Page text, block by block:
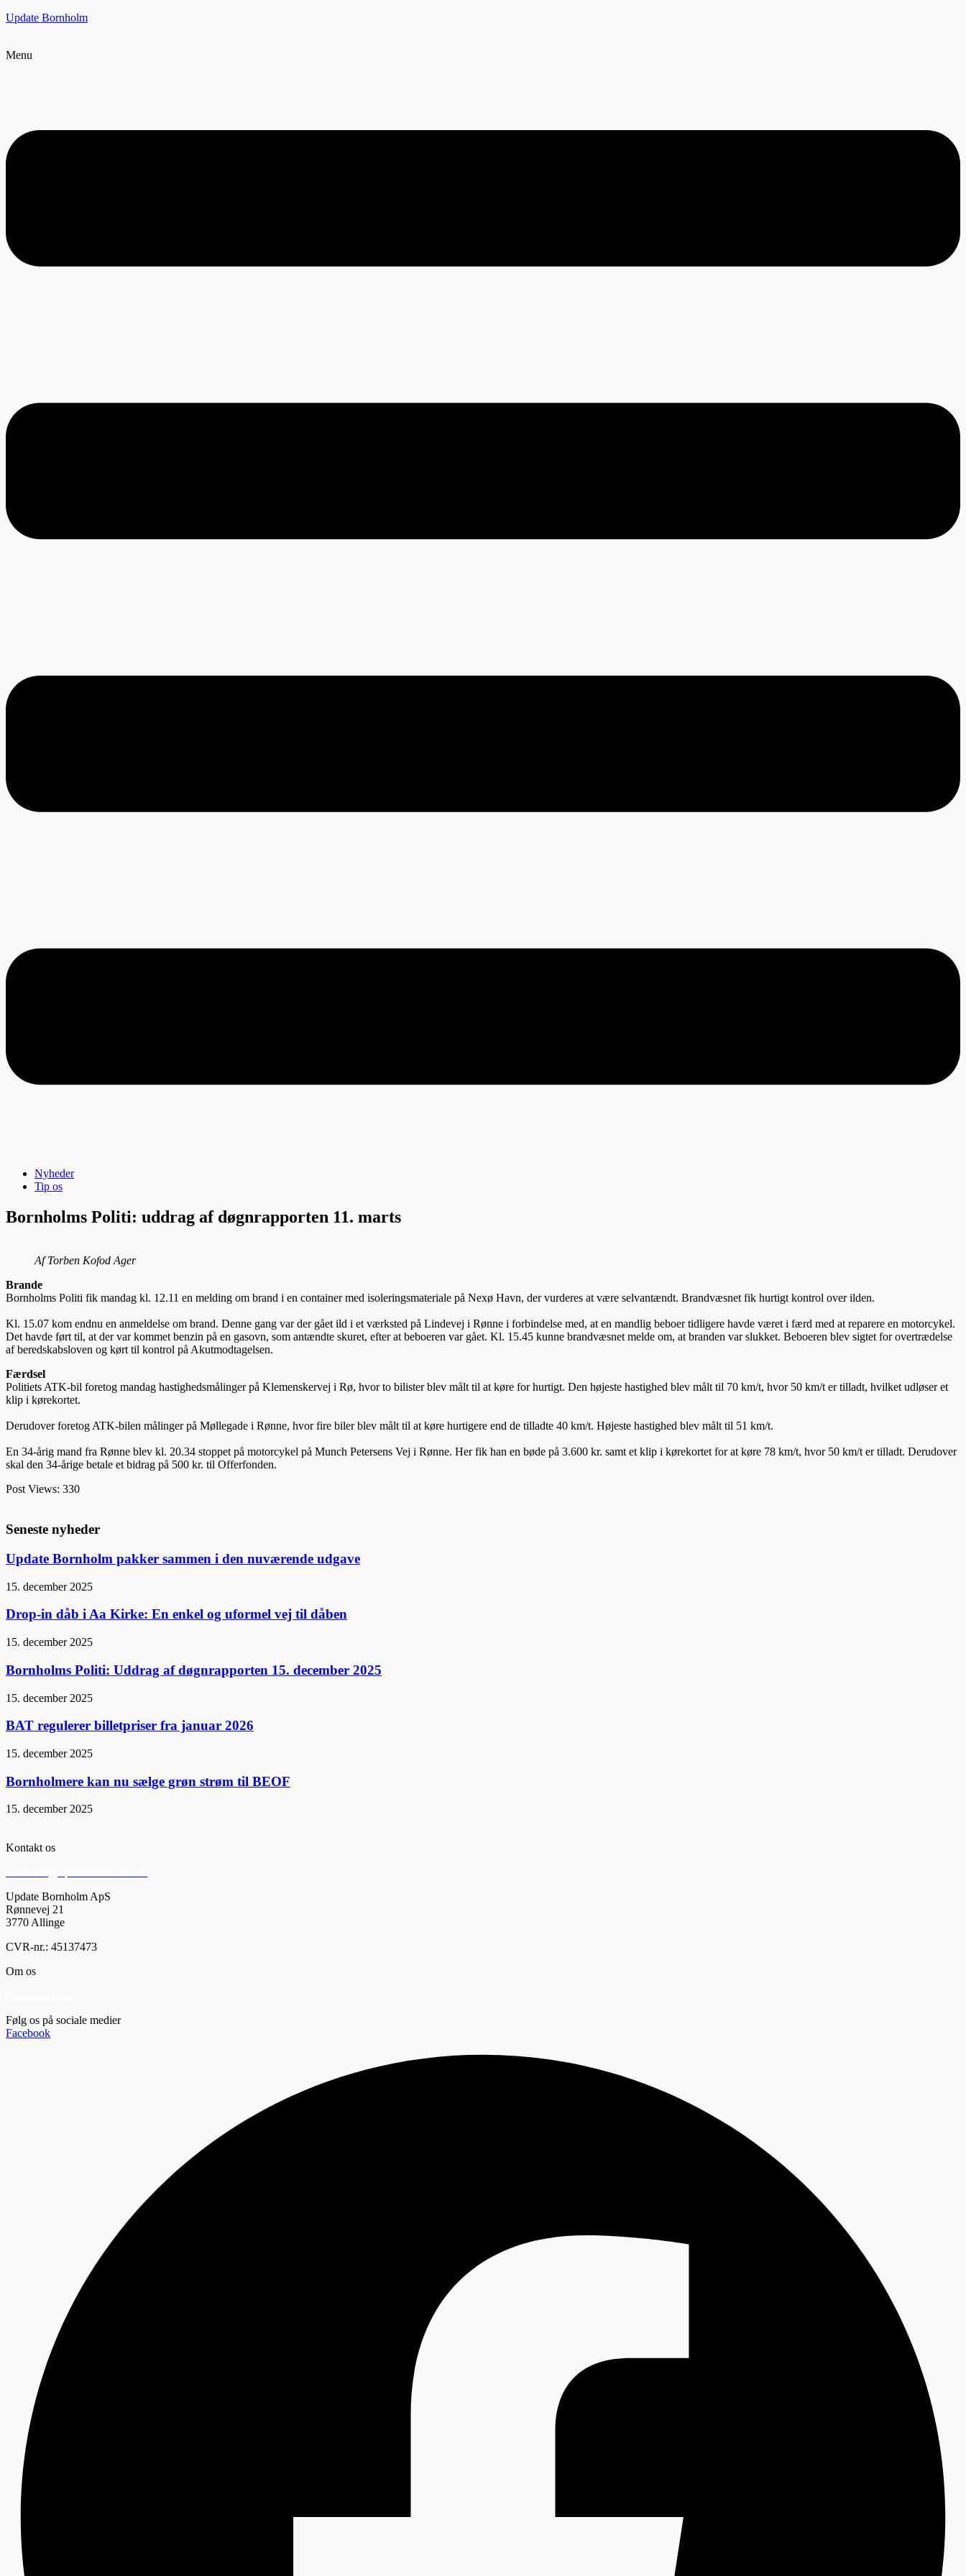
Update Bornholm
Menu
Nyheder
Tip os
Bornholms Politi: uddrag af døgnrapporten 11. marts
Af Torben Kofod Ager
Brande
Bornholms Politi fik mandag kl. 12.11 en melding om brand i en container med isoleringsmateriale på Nexø Havn, der vurderes at være selvantændt. Brandvæsnet fik hurtigt kontrol over ilden.
Kl. 15.07 kom endnu en anmeldelse om brand. Denne gang var der gået ild i et værksted på Lindevej i Rønne i forbindelse med, at en mandlig beboer tidligere havde været i færd med at reparere en motorcykel.
Det havde ført til, at der var kommet benzin på en gasovn, som antændte skuret, efter at beboeren var gået. Kl. 15.45 kunne brandvæsnet melde om, at branden var slukket. Beboeren blev sigtet for overtrædelse
af beredskabsloven og kørt til kontrol på Akutmodtagelsen.
Færdsel
Politiets ATK-bil foretog mandag hastighedsmålinger på Klemenskervej i Rø, hvor to bilister blev målt til at køre for hurtigt. Den højeste hastighed blev målt til 70 km/t, hvor 50 km/t er tilladt, hvilket udløser et
klip i kørekortet.
Derudover foretog ATK-bilen målinger på Møllegade i Rønne, hvor fire biler blev målt til at køre hurtigere end de tilladte 40 km/t. Højeste hastighed blev målt til 51 km/t.
En 34-årig mand fra Rønne blev kl. 20.34 stoppet på motorcykel på Munch Petersens Vej i Rønne. Her fik han en bøde på 3.600 kr. samt et klip i kørekortet for at køre 78 km/t, hvor 50 km/t er tilladt. Derudover
skal den 34-årige betale et bidrag på 500 kr. til Offerfonden.
Post Views: 330
Seneste nyheder
Update Bornholm pakker sammen i den nuværende udgave
15. december 2025
Drop-in dåb i Aa Kirke: En enkel og uformel vej til dåben
15. december 2025
Bornholms Politi: Uddrag af døgnrapporten 15. december 2025
15. december 2025
BAT regulerer billetpriser fra januar 2026
15. december 2025
Bornholmere kan nu sælge grøn strøm til BEOF
15. december 2025
Kontakt os
Update Bornholm ApS
Rønnevej 21
3770 Allinge
CVR-nr.: 45137473
Om os
Følg os på sociale medier
Facebook